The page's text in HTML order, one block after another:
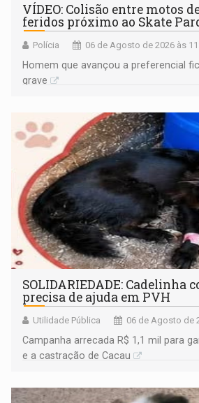
VÍDEO: Colisão entre motos
feridos próximo ao Skate
Polícia 06 de Agosto de 2026 às
Homem que avançou a preferencial
grave
SOLIDARIEDADE: Cadelinha
precisa de ajuda em PVH
Utilidade Pública 06 de Agosto de
Campanha arrecada R$ 1,1 mil para
e a castração de Cacau